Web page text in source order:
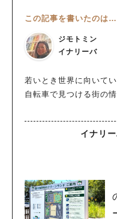
この記事を書いたのは…
ジモトミン
イナリーバ
若いとき世界に向いて
自転車で見つける街の
イナリ